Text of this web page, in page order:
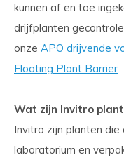
kunnen af en toe
drijfplanten
onze APO drijvende
Floating Plant Barrier
Wat zijn Invitro
Invitro zijn planten
laboratorium en